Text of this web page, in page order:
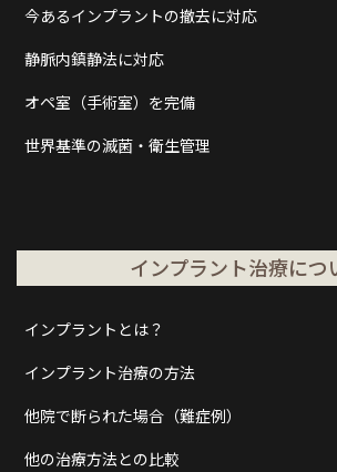
今あるインプラントの撤去に対応
静脈内鎮静法に対応
オペ室（手術室）を完備
世界基準の滅菌・衛生管理
インプラント治療につ
インプラントとは？
インプラント治療の方法
他院で断られた場合（難症例）
他の治療方法との比較